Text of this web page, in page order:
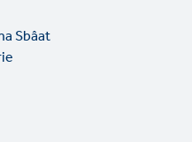
Sbâat